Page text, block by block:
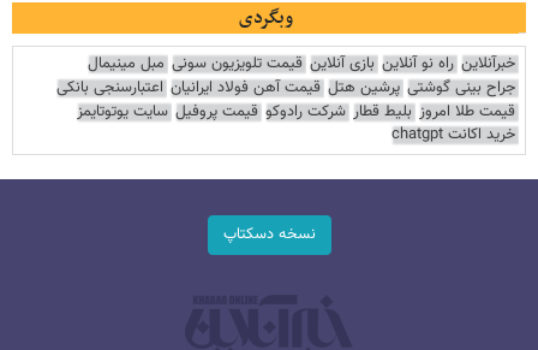
وبگردی
خبرآنلاین راه نو آنلاین بازی آنلاین قیمت تلویزیون سونی مبل مینیمال
جراح بینی گوشتی پرشین هتل قیمت آهن فولاد ایرانیان اعتبارسنجی بانکی
قیمت طلا امروز بلیط قطار شرکت رادوکو قیمت پروفیل سایت یوتوتایمز
خرید اکانت chatgpt
نسخه دسکتاپ